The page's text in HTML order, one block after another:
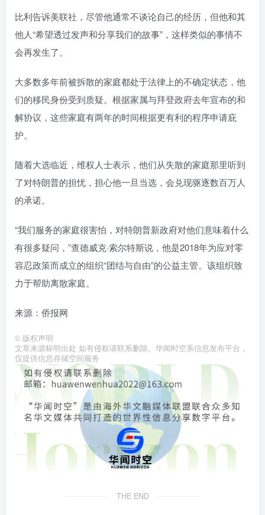
比利告诉美联社，尽管他通常不谈论自己的经历，但他和其
他人“希望透过发声和分享我们的故事”，这样类似的事情不
会再发生了。
大多数多年前被拆散的家庭都处于法律上的不确定状态，他
们的移民身份受到质疑。根据家属与拜登政府去年宣布的和
解协议，这些家庭有两年的时间根据更有利的程序申请庇
护。
随着大选临近，维权人士表示，他们从失散的家庭那里听到
了对特朗普的担忧，担心他一旦当选，会兑现驱逐数百万人
的承诺。
“我们服务的家庭很害怕，对特朗普新政府对他们意味着什么
有很多疑问，”查德威克·索尔特斯说，他是2018年为应对零
容忍政策而成立的组织“团结与自由”的公益主管。该组织致
力于帮助离散家庭。
来源：侨报网
© 版权声明
文章来源标明出处 如有侵权请联系删除。华闻时空系信息发布平台，
仅提供信息存储空间服务
THE END